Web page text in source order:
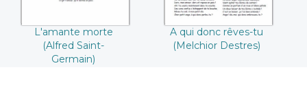
L'amante morte
(Alfred Saint-
Germain)
A qui donc rêves-tu
(Melchior Destres)